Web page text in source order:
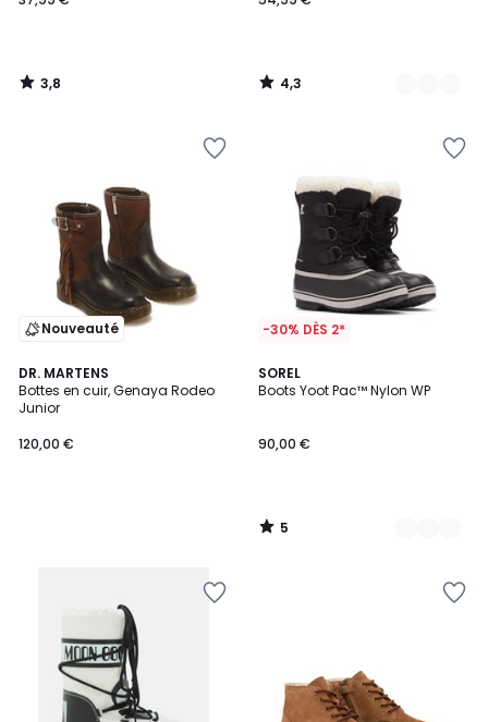
3,8
/
4,3
/
Nouveauté
DR. MARTENS
Bottes en cuir, Genaya Rodeo
Junior
120,00 €
-30% DÈS 2*
SOREL
Boots Yoot Pac™ Nylon WP
90,00 €
5
/
3
Couleurs
5
/